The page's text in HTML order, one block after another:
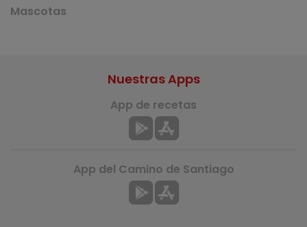
Mascotas
Nuestras Apps
App de recetas
App del Camino de Santiago